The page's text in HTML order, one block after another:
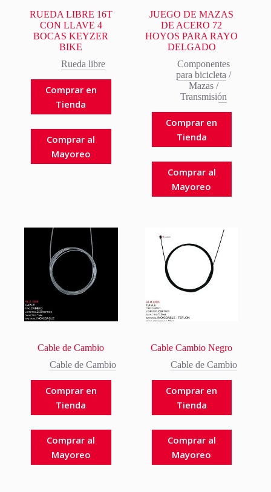
RUEDA LIBRE 16T
CON LLAVE 4
BOCAS KEYZER
BIKE
Rueda libre
Comprar en
Tienda
Comprar al
Mayoreo
JUEGO DE MAZAS
DE ACERO 72
HOYOS PARA RAYO
DELGADO
Componentes
para bicicleta /
Mazas /
Transmisión
Comprar en
Tienda
Comprar al
Mayoreo
Cable de Cambio
Cable de Cambio
Comprar en
Tienda
Comprar al
Mayoreo
Cable Cambio Negro
Cable de Cambio
Comprar en
Tienda
Comprar al
Mayoreo